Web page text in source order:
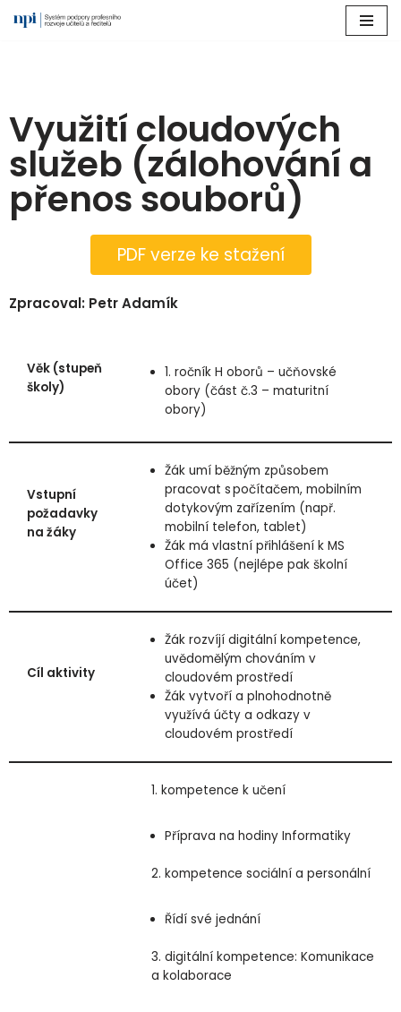
Využití cloudových
služeb (zálohování a
přenos souborů)
PDF verze ke stažení
Zpracoval: Petr Adamík
Věk (stupeň
školy)
1. ročník H oborů – učňovské
obory (část č.3 – maturitní
obory)
Vstupní
požadavky
na žáky
Žák umí běžným způsobem
pracovat s počítačem, mobilním
dotykovým zařízením (např.
mobilní telefon, tablet)
Žák má vlastní přihlášení k MS
Office 365 (nejlépe pak školní
účet)
Cíl aktivity
Žák rozvíjí digitální kompetence,
uvědomělým chováním v
cloudovém prostředí
Žák vytvoří a plnohodnotně
využívá účty a odkazy v
cloudovém prostředí
1. kompetence k učení
Příprava na hodiny Informatiky
2. kompetence sociální a personální
Řídí své jednání
3. digitální kompetence: Komunikace
a kolaborace